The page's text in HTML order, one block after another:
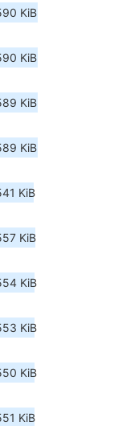
KiB
KiB
KiB
KiB
KiB
KiB
KiB
KiB
KiB
KiB